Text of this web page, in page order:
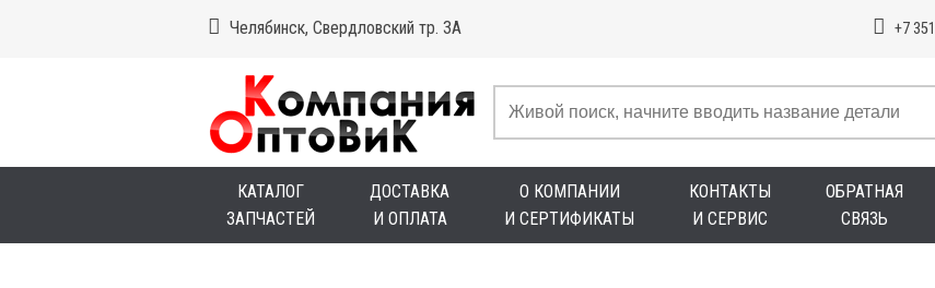
Челябинск, Свердловский тр. 3А +7 351
КАТАЛОГ
ЗАПЧАСТЕЙ
ДОСТАВКА
И ОПЛАТА
О КОМПАНИИ
И СЕРТИФИКАТЫ
КОНТАКТЫ
И СЕРВИС
ОБРАТНАЯ
СВЯЗЬ